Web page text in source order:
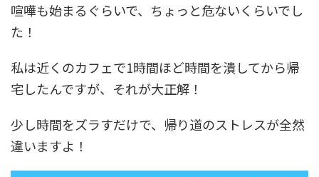
喧嘩も始まるぐらいで、ちょっと危ないくらいでし
た！
私は近くのカフェで1時間ほど時間を潰してから帰
宅したんですが、それが大正解！
少し時間をズラすだけで、帰り道のストレスが全然
違いますよ！